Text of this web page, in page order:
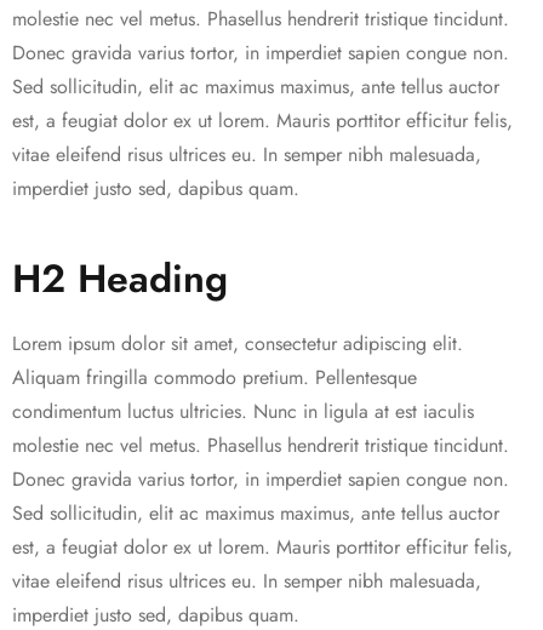
molestie nec vel metus. Phasellus hendrerit tristique tincidunt.
Donec gravida varius tortor, in imperdiet sapien congue non.
Sed sollicitudin, elit ac maximus maximus, ante tellus auctor
est, a feugiat dolor ex ut lorem. Mauris porttitor efficitur felis,
vitae eleifend risus ultrices eu. In semper nibh malesuada,
imperdiet justo sed, dapibus quam.
H2 Heading
Lorem ipsum dolor sit amet, consectetur adipiscing elit.
Aliquam fringilla commodo pretium. Pellentesque
condimentum luctus ultricies. Nunc in ligula at est iaculis
molestie nec vel metus. Phasellus hendrerit tristique tincidunt.
Donec gravida varius tortor, in imperdiet sapien congue non.
Sed sollicitudin, elit ac maximus maximus, ante tellus auctor
est, a feugiat dolor ex ut lorem. Mauris porttitor efficitur felis,
vitae eleifend risus ultrices eu. In semper nibh malesuada,
imperdiet justo sed, dapibus quam.